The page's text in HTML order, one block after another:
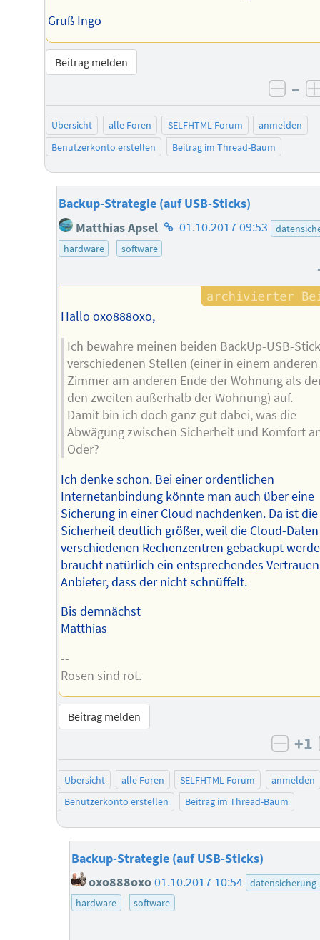
Gruß Ingo
Beitrag melden
–
Übersicht alle Foren SELFHTML-Forum
anmelden
Benutzerkonto erstellen
Beitrag im Thread-Baum
Backup-Strategie (auf USB-Sticks)
Matthias Apsel Homepage
des
01.10.2017 09:53
hardware
software
Hallo oxo888oxo,
Ich bewahre meinen beiden BackUp-USB-
verschiedenen Stellen (einer in einem anderen
Zimmer am anderen Ende der Wohnung als
den zweiten außerhalb der Wohnung) auf.
Damit bin ich doch ganz gut dabei, was die
Abwägung zwischen Sicherheit und Komfort
Oder?
Ich denke schon. Bei einer ordentlichen
Internetanbindung könnte man auch über eine
Sicherung in einer Cloud nachdenken. Da ist die
Sicherheit deutlich größer, weil die Cloud-
verschiedenen Rechenzentren gebackupt
braucht natürlich ein entsprechendes
Anbieter, dass der nicht schnüffelt.
Bis demnächst
Matthias
--
Rosen sind rot.
Beitrag melden
+1
Übersicht alle Foren SELFHTML-Forum
anmelden
Benutzerkonto erstellen
Beitrag im Thread-Baum
Backup-Strategie (auf USB-Sticks)
oxo888oxo 01.10.2017 10:54 datensicherung
hardware
software